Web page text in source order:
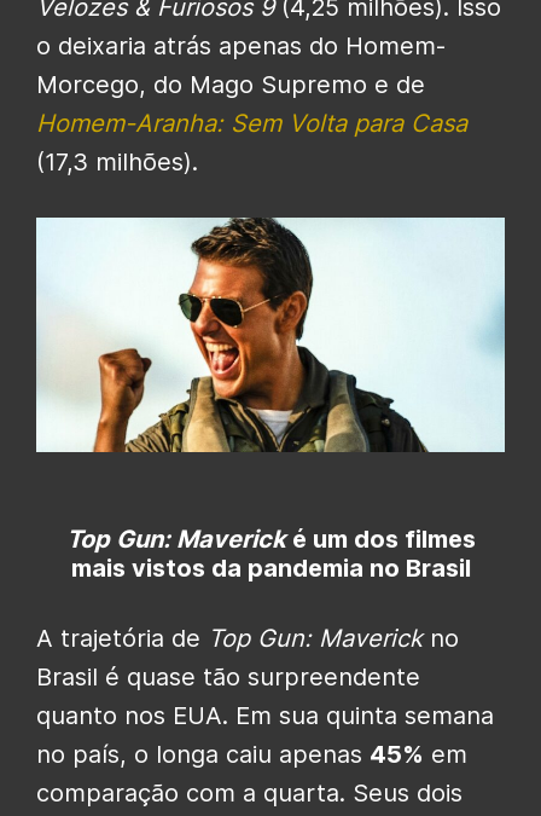
Velozes & Furiosos 9(4,25 milhões). Isso
o deixaria atrás apenas do Homem-
Morcego, do Mago Supremo e de
Homem-Aranha: Sem Volta para Casa
(17,3 milhões).
Top Gun: Maverické um dos filmes
mais vistos da pandemia no Brasil
A trajetória de Top Gun: Maverickno
Brasil é quase tão surpreendente
quanto nos EUA. Em sua quinta semana
no país, o longa caiu apenas 45% em
comparação com a quarta. Seus dois